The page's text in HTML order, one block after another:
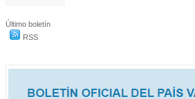
Último boletín
RSS